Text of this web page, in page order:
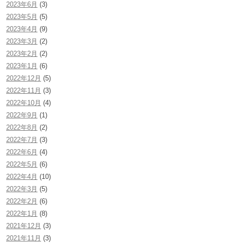
2023年6月 (3)
2023年5月 (5)
2023年4月 (9)
2023年3月 (2)
2023年2月 (2)
2023年1月 (6)
2022年12月 (5)
2022年11月 (3)
2022年10月 (4)
2022年9月 (1)
2022年8月 (2)
2022年7月 (3)
2022年6月 (4)
2022年5月 (6)
2022年4月 (10)
2022年3月 (5)
2022年2月 (6)
2022年1月 (8)
2021年12月 (3)
2021年11月 (3)